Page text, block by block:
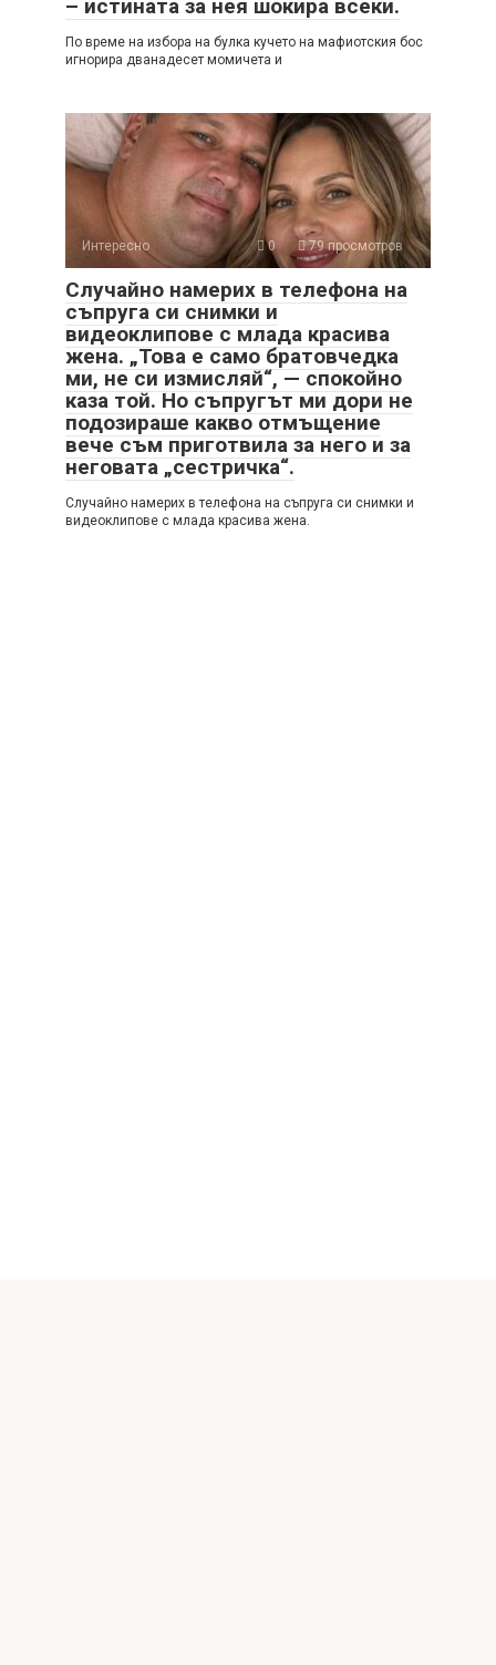
– истината за нея шокира всеки.
По време на избора на булка кучето на мафиотския бос
игнорира дванадесет момичета и
Интересно 0 79 просмотров
Случайно намерих в телефона на
съпруга си снимки и
видеоклипове с млада красива
жена. „Това е само братовчедка
ми, не си измисляй“, — спокойно
каза той. Но съпругът ми дори не
подозираше какво отмъщение
вече съм приготвила за него и за
неговата „сестричка“.
Случайно намерих в телефона на съпруга си снимки и
видеоклипове с млада красива жена.